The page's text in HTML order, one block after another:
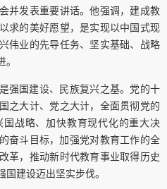
并发表重要讲话。他强调，建成教
求的美好愿望，是实现以中国式现
伟业的先导任务、坚实基础、战略
强国建设、民族复兴之基。党的十
之大计、党之大计，全面贯彻党的
战略、加快教育现代化的重大决
奋斗目标，加强党对教育工作的全
革，推动新时代教育事业取得历史
建设迈出坚实步伐。